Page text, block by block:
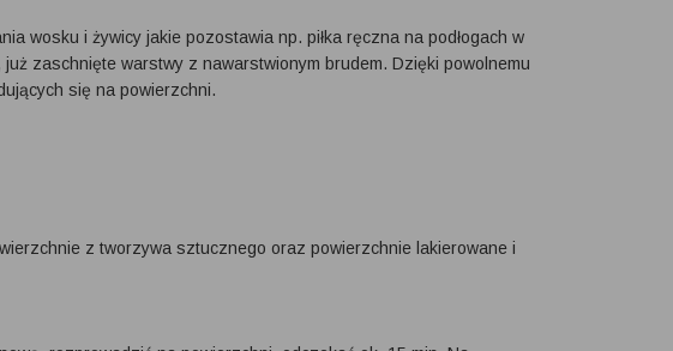
wosku i żywicy jakie pozostawia np. piłka ręczna na podłogach w
zaschnięte warstwy z nawarstwionym brudem. Dzięki powolnemu
się na powierzchni.
z tworzywa sztucznego oraz powierzchnie lakierowane i